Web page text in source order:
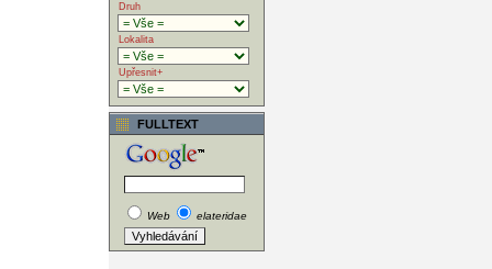
Druh
Lokalita
Upřesnit+
FULLTEXT
Web elateridae